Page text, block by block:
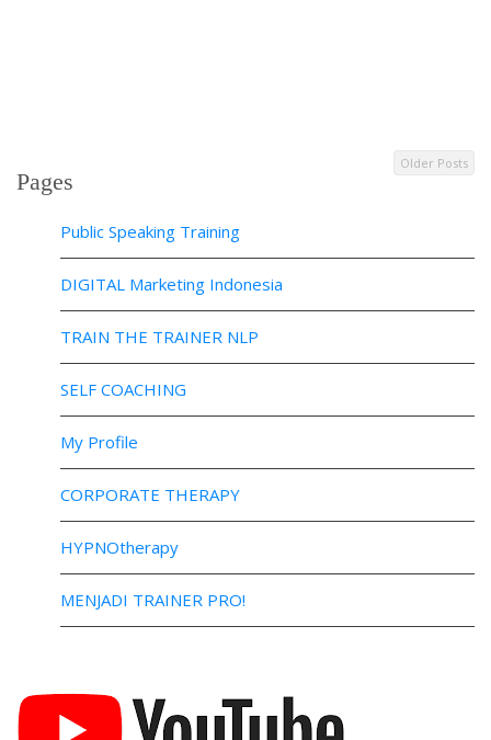
Older Posts
Pages
Public Speaking Training
DIGITAL Marketing Indonesia
TRAIN THE TRAINER NLP
SELF COACHING
My Profile
CORPORATE THERAPY
HYPNOtherapy
MENJADI TRAINER PRO!